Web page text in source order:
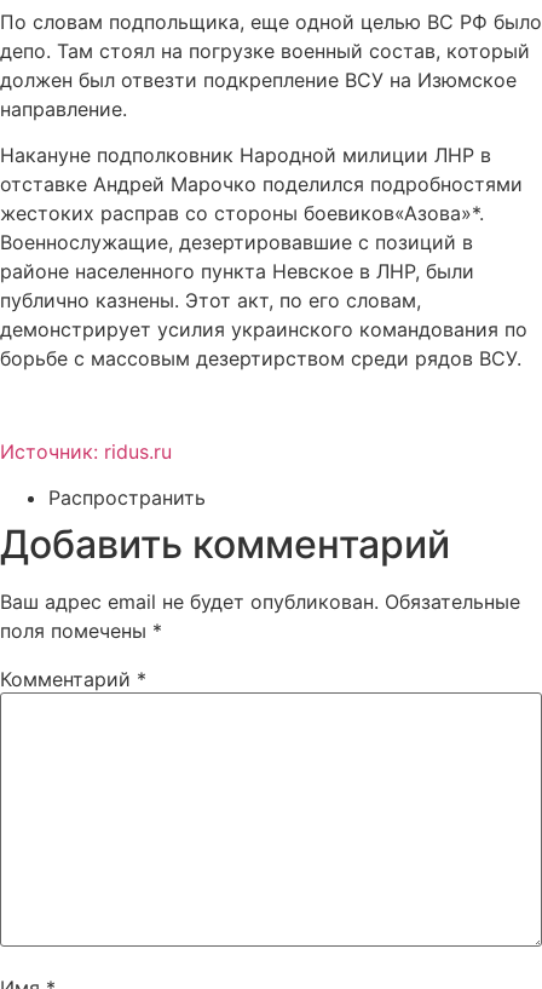
По словам подпольщика, еще одной целью ВС РФ было
депо. Там стоял на погрузке военный состав, который
должен был отвезти подкрепление ВСУ на Изюмское
направление.
Накануне подполковник Народной милиции ЛНР в
отставке Андрей Марочко поделился подробностями
жестоких расправ со стороны боевиков«Азова»*.
Военнослужащие, дезертировавшие с позиций в
районе населенного пункта Невское в ЛНР, были
публично казнены. Этот акт, по его словам,
демонстрирует усилия украинского командования по
борьбе с массовым дезертирством среди рядов ВСУ.
Источник: ridus.ru
Распространить
Добавить комментарий
Ваш адрес email не будет опубликован. Обязательные
поля помечены *
Комментарий *